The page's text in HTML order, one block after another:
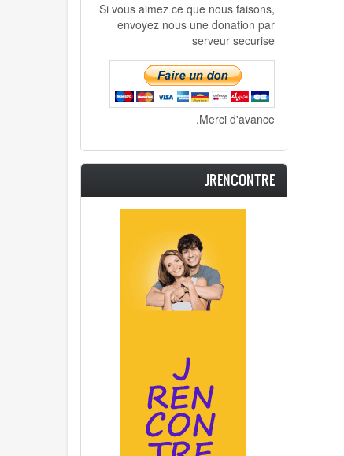
Si vous aimez ce que nous faisons,
envoyez nous une donation par
serveur securise
Merci d'avance.
JRENCONTRE